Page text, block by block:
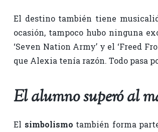
El destino también tiene
ocasión, tampoco hubo ninguna
‘Seven Nation Army’ y el ‘Freed
que Alexia tenía razón. Todo pasa
El alumno superó al
El simbolismo también forma